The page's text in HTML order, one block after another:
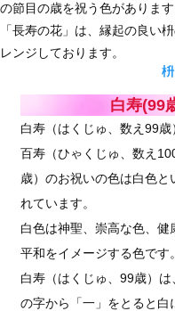
の節目の歳を祝う色があります
「長寿の花」は、縁起の良い
レンジしております。
白寿(99
白寿（はくじゅ、数え99歳
百寿（ひゃくじゅ、数え
歳）のお祝いの色は白色と
れています。
白色は神聖、崇高な色、健
平和をイメージする色です。
白寿（はくじゅ、99歳）は
の字から「一」をとると白